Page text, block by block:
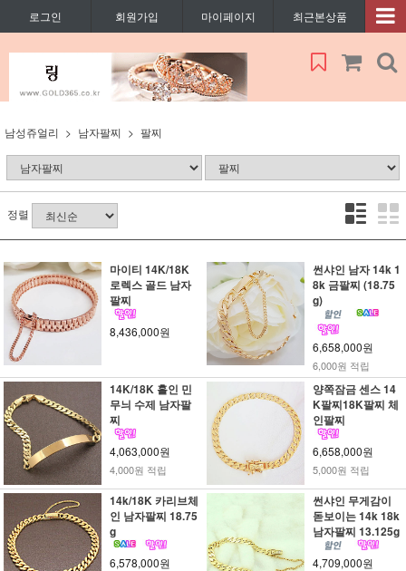
로그인 회원가입 마이페이지 최근본상품
남성쥬얼리 남자팔찌 팔찌
정렬
마이티 14K/18K
로렉스 골드 남자
팔찌
8,436,000원
썬샤인 남자 14k 1
8k 금팔찌 (18.75
g)
6,658,000원
6,000원 적립
14K/18K 홀인 민
무늬 수제 남자팔
찌
4,063,000원
4,000원 적립
양쪽잠금 센스 14
K팔찌18K팔찌 체
인팔찌
6,658,000원
5,000원 적립
14k/18K 카리브체
인 남자팔찌 18.75
g
6,578,000원
썬샤인 무게감이
돋보이는 14k 18k
남자팔찌 13.125g
4,709,000원